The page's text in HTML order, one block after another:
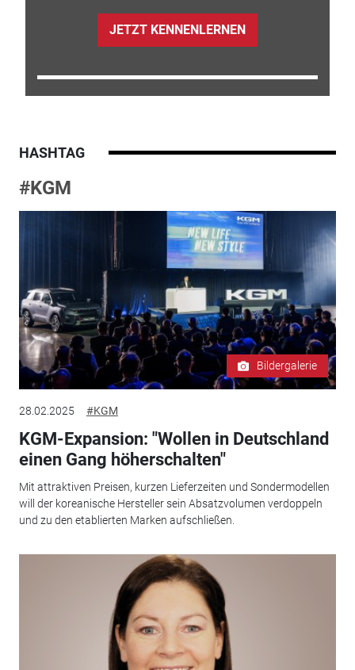
JETZT KENNENLERNEN
HASHTAG
#KGM
Bildergalerie
28.02.2025 #KGM
KGM-Expansion: "Wollen in Deutschland
einen Gang höherschalten"
Mit attraktiven Preisen, kurzen Lieferzeiten und Sondermodellen
will der koreanische Hersteller sein Absatzvolumen verdoppeln
und zu den etablierten Marken aufschließen.